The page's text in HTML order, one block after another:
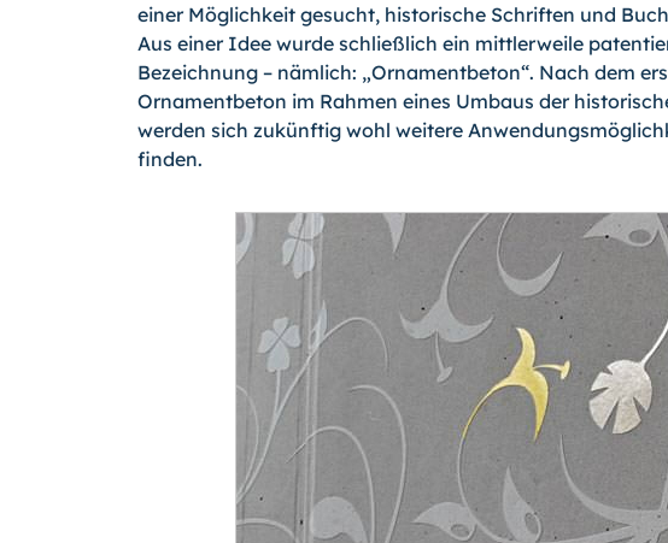
einer Möglichkeit gesucht, historische Schriften und
Aus einer Idee wurde schließlich ein mittlerweile
Bezeichnung – nämlich: „Ornamentbeton“. Nach dem
Ornamentbeton im Rahmen eines Umbaus der
werden sich zukünftig wohl weitere
finden.